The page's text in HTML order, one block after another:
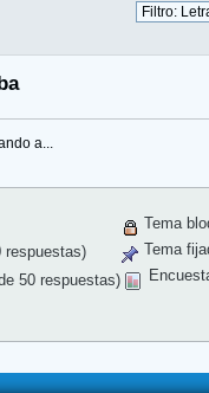
a...
respuestas)
50 respuestas)
Tema
Tema